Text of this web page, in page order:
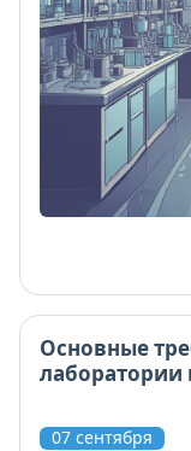
Основные
лаборатории
07 сентября